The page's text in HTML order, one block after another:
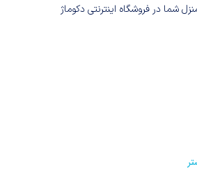
شما در فروشگاه اینترنتی دکوماژ